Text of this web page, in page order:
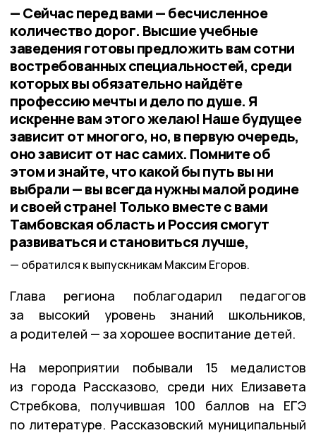
— Сейчас перед вами — бесчисленное
количество дорог. Высшие учебные
заведения готовы предложить вам сотни
востребованных специальностей, среди
которых вы обязательно найдёте
профессию мечты и дело по душе. Я
искренне вам этого желаю! Наше будущее
зависит от многого, но, в первую очередь,
оно зависит от нас самих. Помните об
этом и знайте, что какой бы путь вы ни
выбрали — вы всегда нужны малой родине
и своей стране! Только вместе с вами
Тамбовская область и Россия смогут
развиваться и становиться лучше,
обратился к выпускникам Максим Егоров.
Глава региона поблагодарил педагогов
за высокий уровень знаний школьников,
а родителей — за хорошее воспитание детей.
На мероприятии побывали 15 медалистов
из города Рассказово, среди них Елизавета
Стребкова, получившая 100 баллов на ЕГЭ
по литературе. Рассказовский муниципальный